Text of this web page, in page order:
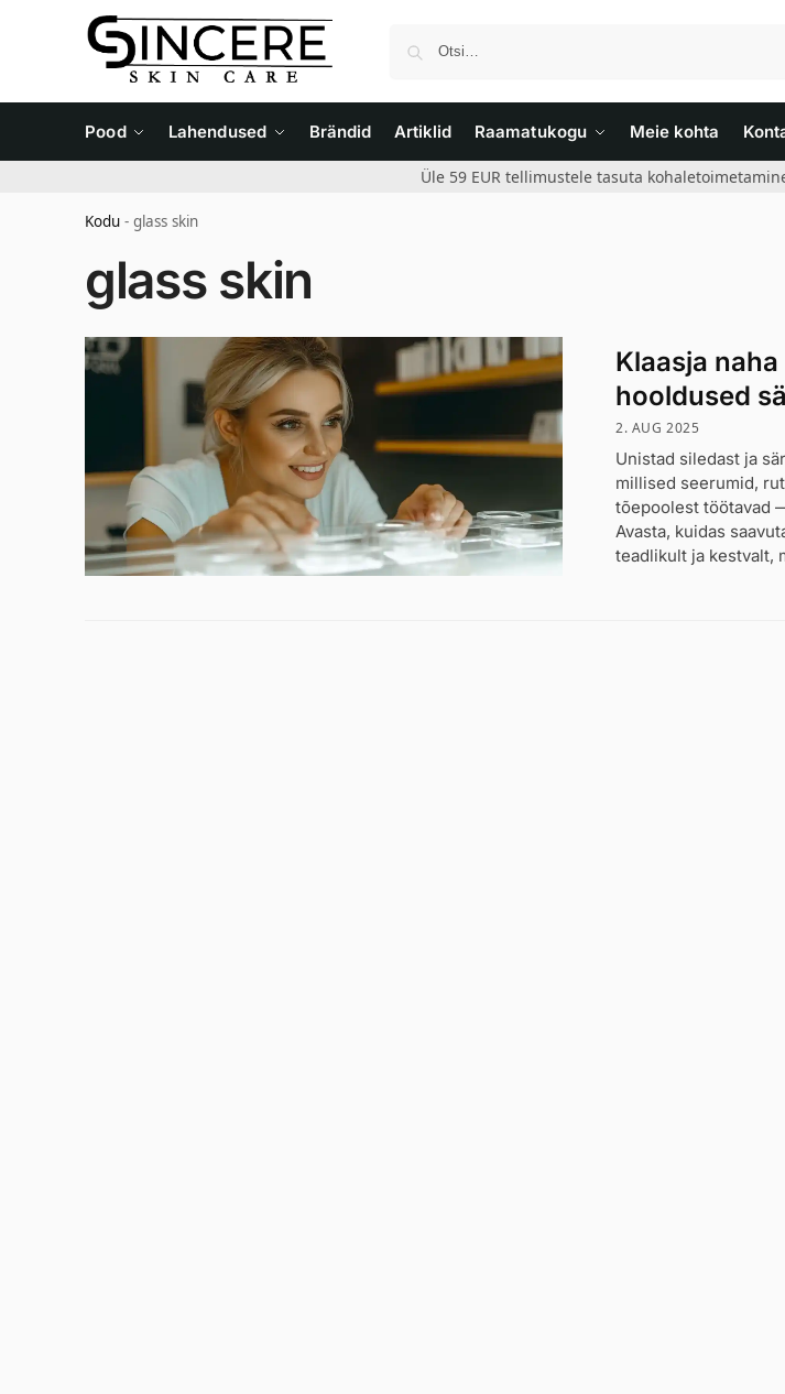
Pood Lahendused Brändid Artiklid Raamatukogu Meie kohta
Üle 59 EUR tellimustele tasuta
Kodu - glass skin
glass skin
Klaasja
hooldused
2. AUG 2025
Unistad siledast ja
millised seerumid,
tõepoolest töötavad
Avasta, kuidas
teadlikult ja kestvalt,